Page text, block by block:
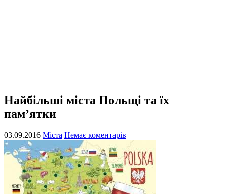
Найбільші міста Польщі та їх
пам’ятки
03.09.2016 Міста Немає коментарів